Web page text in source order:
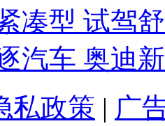
凑型 试驾
汽车 奥迪
私政策 | 广